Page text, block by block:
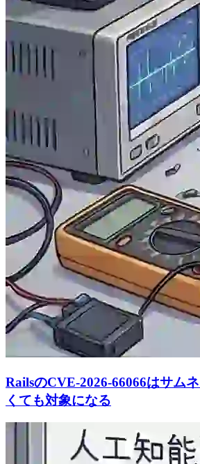
RailsのCVE-2026-66066はサム
くても対象になる